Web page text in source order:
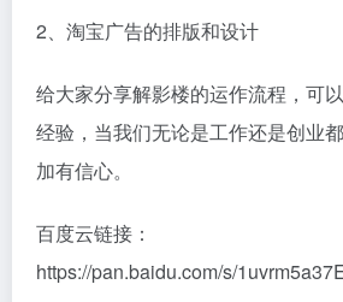
2、淘宝广告的排版和设计
给大家分享解影楼的运作流程，可
经验，当我们无论是工作还是创业
加有信心。
百度云链接：
https://pan.baidu.com/s/